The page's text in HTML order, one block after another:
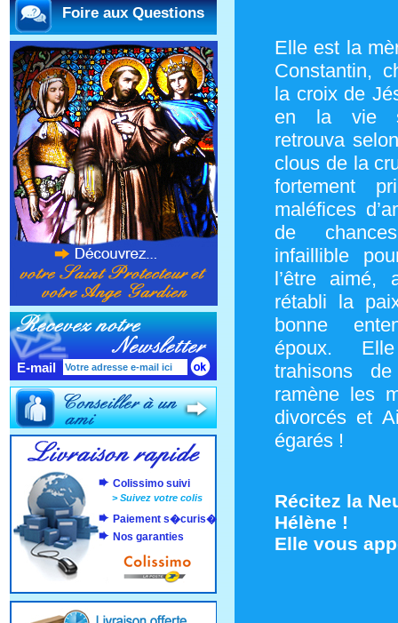
Foire aux Questions
E-mail
Colissimo suivi
>Suivez votre colis
Paiement s�curis�
Nos garanties
Elle est la
Constantin,
la croix de
en la vie
retrouva
clous de la
fortement
maléfices
de
infaillible
l’être aimé,
rétabli la
bonne
époux.
trahisons
ramène les
divorcés et
égarés !
Récitez la
Hélène !
Elle vous